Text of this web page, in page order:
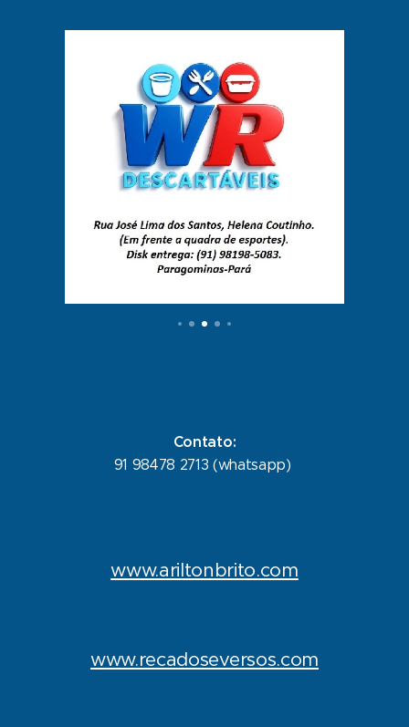
Contato:
91 98478 2713 (whatsapp)
www.ariltonbrito.com
www.recadoseversos.com